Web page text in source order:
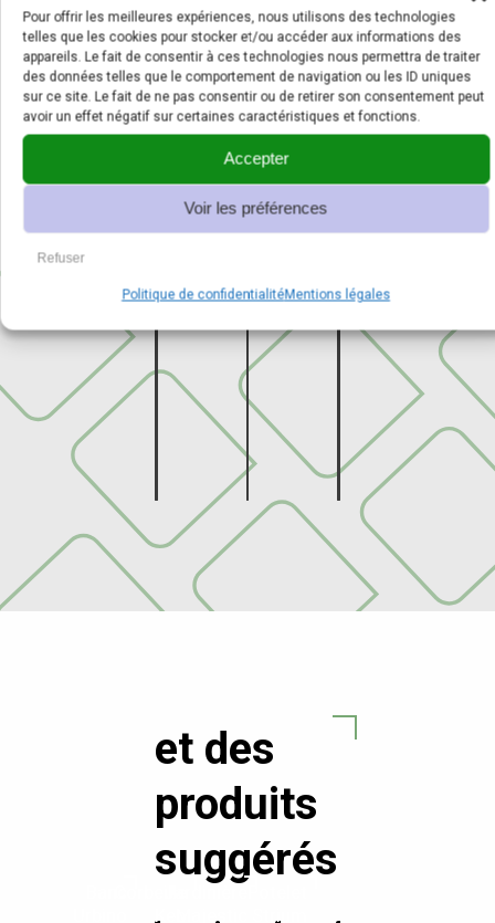
Pour offrir les meilleures expériences, nous utilisons des technologies
telles que les cookies pour stocker et/ou accéder aux informations des
appareils. Le fait de consentir à ces technologies nous permettra de traiter
des données telles que le comportement de navigation ou les ID uniques
sur ce site. Le fait de ne pas consentir ou de retirer son consentement peut
avoir un effet négatif sur certaines caractéristiques et fonctions.
Accepter
Refuser
Voir les préférences
Politique de confidentialitéMentions légales
Mobilier
urbain
Mobilier
urbain
Mobilier
urbain
Urbino
Auvergne-
Alpes
–
Lyon
Kion
de
la
Loire
–
Royale)
Mobilier
urbain
Flore
de-
Provence
–
Greoux-
les-
bains
dans
la
et des
produits
suggérés
Keo Majestic
Strium